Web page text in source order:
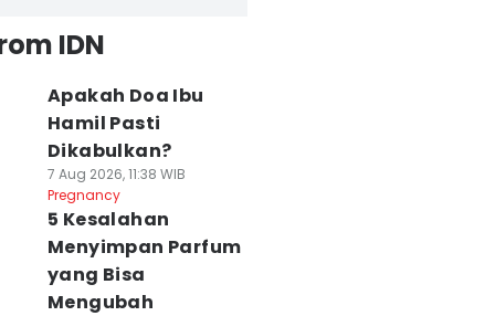
IDN
Apakah Doa Ibu
Hamil Pasti
Dikabulkan?
7 Aug 2026, 11:38 WIB
Pregnancy
5 Kesalahan
Menyimpan Parfum
yang Bisa
Mengubah